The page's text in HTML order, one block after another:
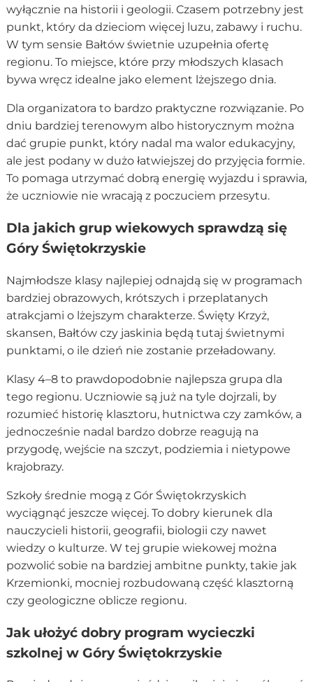
wyłącznie na historii i geologii. Czasem potrzebny jest
punkt, który da dzieciom więcej luzu, zabawy i ruchu.
W tym sensie Bałtów świetnie uzupełnia ofertę
regionu. To miejsce, które przy młodszych klasach
bywa wręcz idealne jako element lżejszego dnia.
Dla organizatora to bardzo praktyczne rozwiązanie. Po
dniu bardziej terenowym albo historycznym można
dać grupie punkt, który nadal ma walor edukacyjny,
ale jest podany w dużo łatwiejszej do przyjęcia formie.
To pomaga utrzymać dobrą energię wyjazdu i sprawia,
że uczniowie nie wracają z poczuciem przesytu.
Dla jakich grup wiekowych sprawdzą się
Góry Świętokrzyskie
Najmłodsze klasy najlepiej odnajdą się w programach
bardziej obrazowych, krótszych i przeplatanych
atrakcjami o lżejszym charakterze. Święty Krzyż,
skansen, Bałtów czy jaskinia będą tutaj świetnymi
punktami, o ile dzień nie zostanie przeładowany.
Klasy 4–8 to prawdopodobnie najlepsza grupa dla
tego regionu. Uczniowie są już na tyle dojrzali, by
rozumieć historię klasztoru, hutnictwa czy zamków, a
jednocześnie nadal bardzo dobrze reagują na
przygodę, wejście na szczyt, podziemia i nietypowe
krajobrazy.
Szkoły średnie mogą z Gór Świętokrzyskich
wyciągnąć jeszcze więcej. To dobry kierunek dla
nauczycieli historii, geografii, biologii czy nawet
wiedzy o kulturze. W tej grupie wiekowej można
pozwolić sobie na bardziej ambitne punkty, takie jak
Krzemionki, mocniej rozbudowaną część klasztorną
czy geologiczne oblicze regionu.
Jak ułożyć dobry program wycieczki
szkolnej w Góry Świętokrzyskie